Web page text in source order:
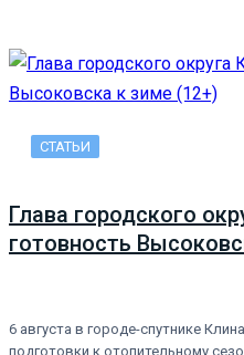
СТАТЬИ
Глава городского
готовность
6 августа в городе-спутнике
подготовки к отопительному